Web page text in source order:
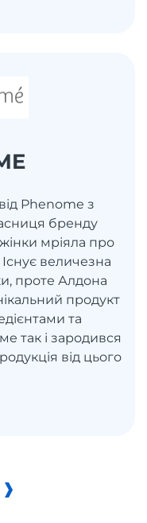
Phenome з
бренду
мріяла про
величезна
проте Алдона
продукт
та
так і зародився
від цього